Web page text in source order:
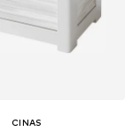
CINAS